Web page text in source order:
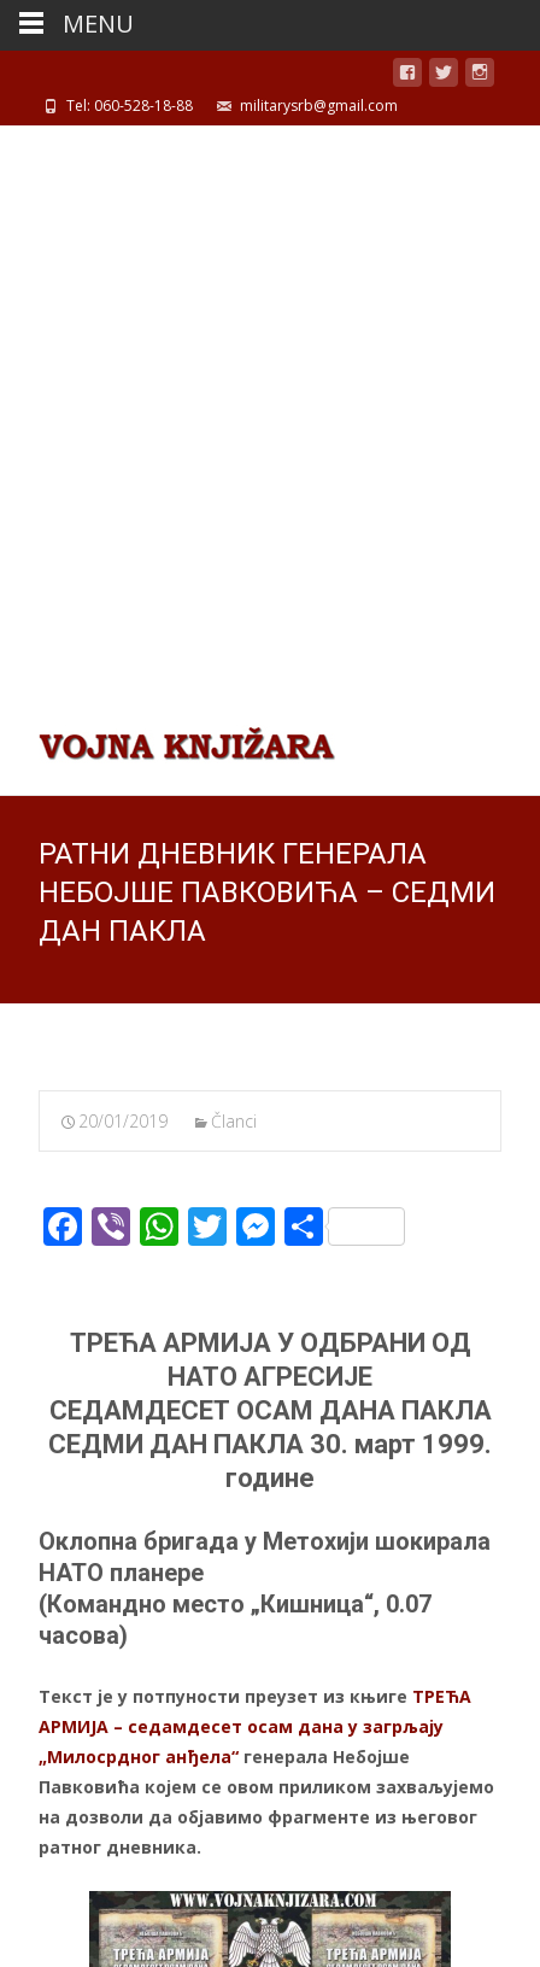
Tel: 060-528-18-88 militarysrb@gmail.com
РАТНИ ДНЕВНИК ГЕНЕРАЛА
НЕБОЈШЕ ПАВКОВИЋА – СЕДМИ
ДАН ПАКЛА
20/01/2019 Članci
F
b
o
k
Vi W
s
A
p
p
T
er
M
e
n
g
er
S
e
ТРЕЋА АРМИЈА У ОДБРАНИ ОД
НАТО АГРЕСИЈЕ
СЕДАМДЕСЕТ ОСАМ ДАНА ПАКЛА
СЕДМИ ДАН ПАКЛА 30. март 1999.
године
Оклопна бригада у Метохији шокирала
НАТО планере
(Командно место „Кишница“, 0.07
часова)
Текст је у потпуности преузет из књиге ТРЕЋА
АРМИЈА – седамдесет осам дана у загрљају
„Милосрдног анђела“ генерала Небојше
Павковића којем се овом приликом захваљујемо
на дозволи да објавимо фрагменте из његовог
ратног дневника.
MENU